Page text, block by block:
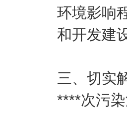
环境影响
和开发建
三、切实
****次污